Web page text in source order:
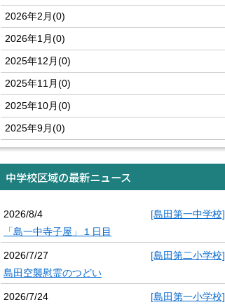
2026年2月(0)
2026年1月(0)
2025年12月(0)
2025年11月(0)
2025年10月(0)
2025年9月(0)
中学校区域の最新ニュース
2026/8/4
[島田第一中学校]
「島一中寺子屋」１日目
2026/7/27
[島田第二小学校]
島田空襲慰霊のつどい
2026/7/24
[島田第一小学校]